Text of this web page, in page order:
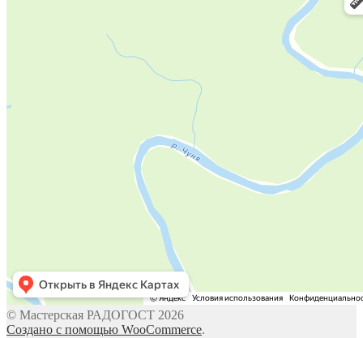
© Мастерская РАДОГОСТ 2026
Создано с помощью WooCommerce.